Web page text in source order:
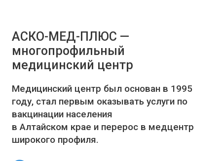
АСКО-МЕД-ПЛЮС —
многопрофильный
медицинский центр
Медицинский центр был основан в 1995
году, стал первым оказывать услуги по
вакцинации населения
в Алтайском крае и перерос в медцентр
широкого профиля.